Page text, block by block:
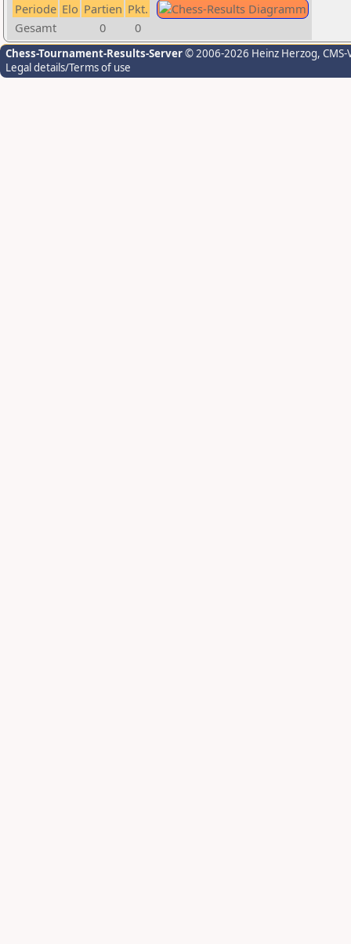
Periode Elo Partien Pkt.
Gesamt
0 0
Chess-Tournament-Results-Server© 2006-2026 Heinz Herzog,
Legal details/Terms of use